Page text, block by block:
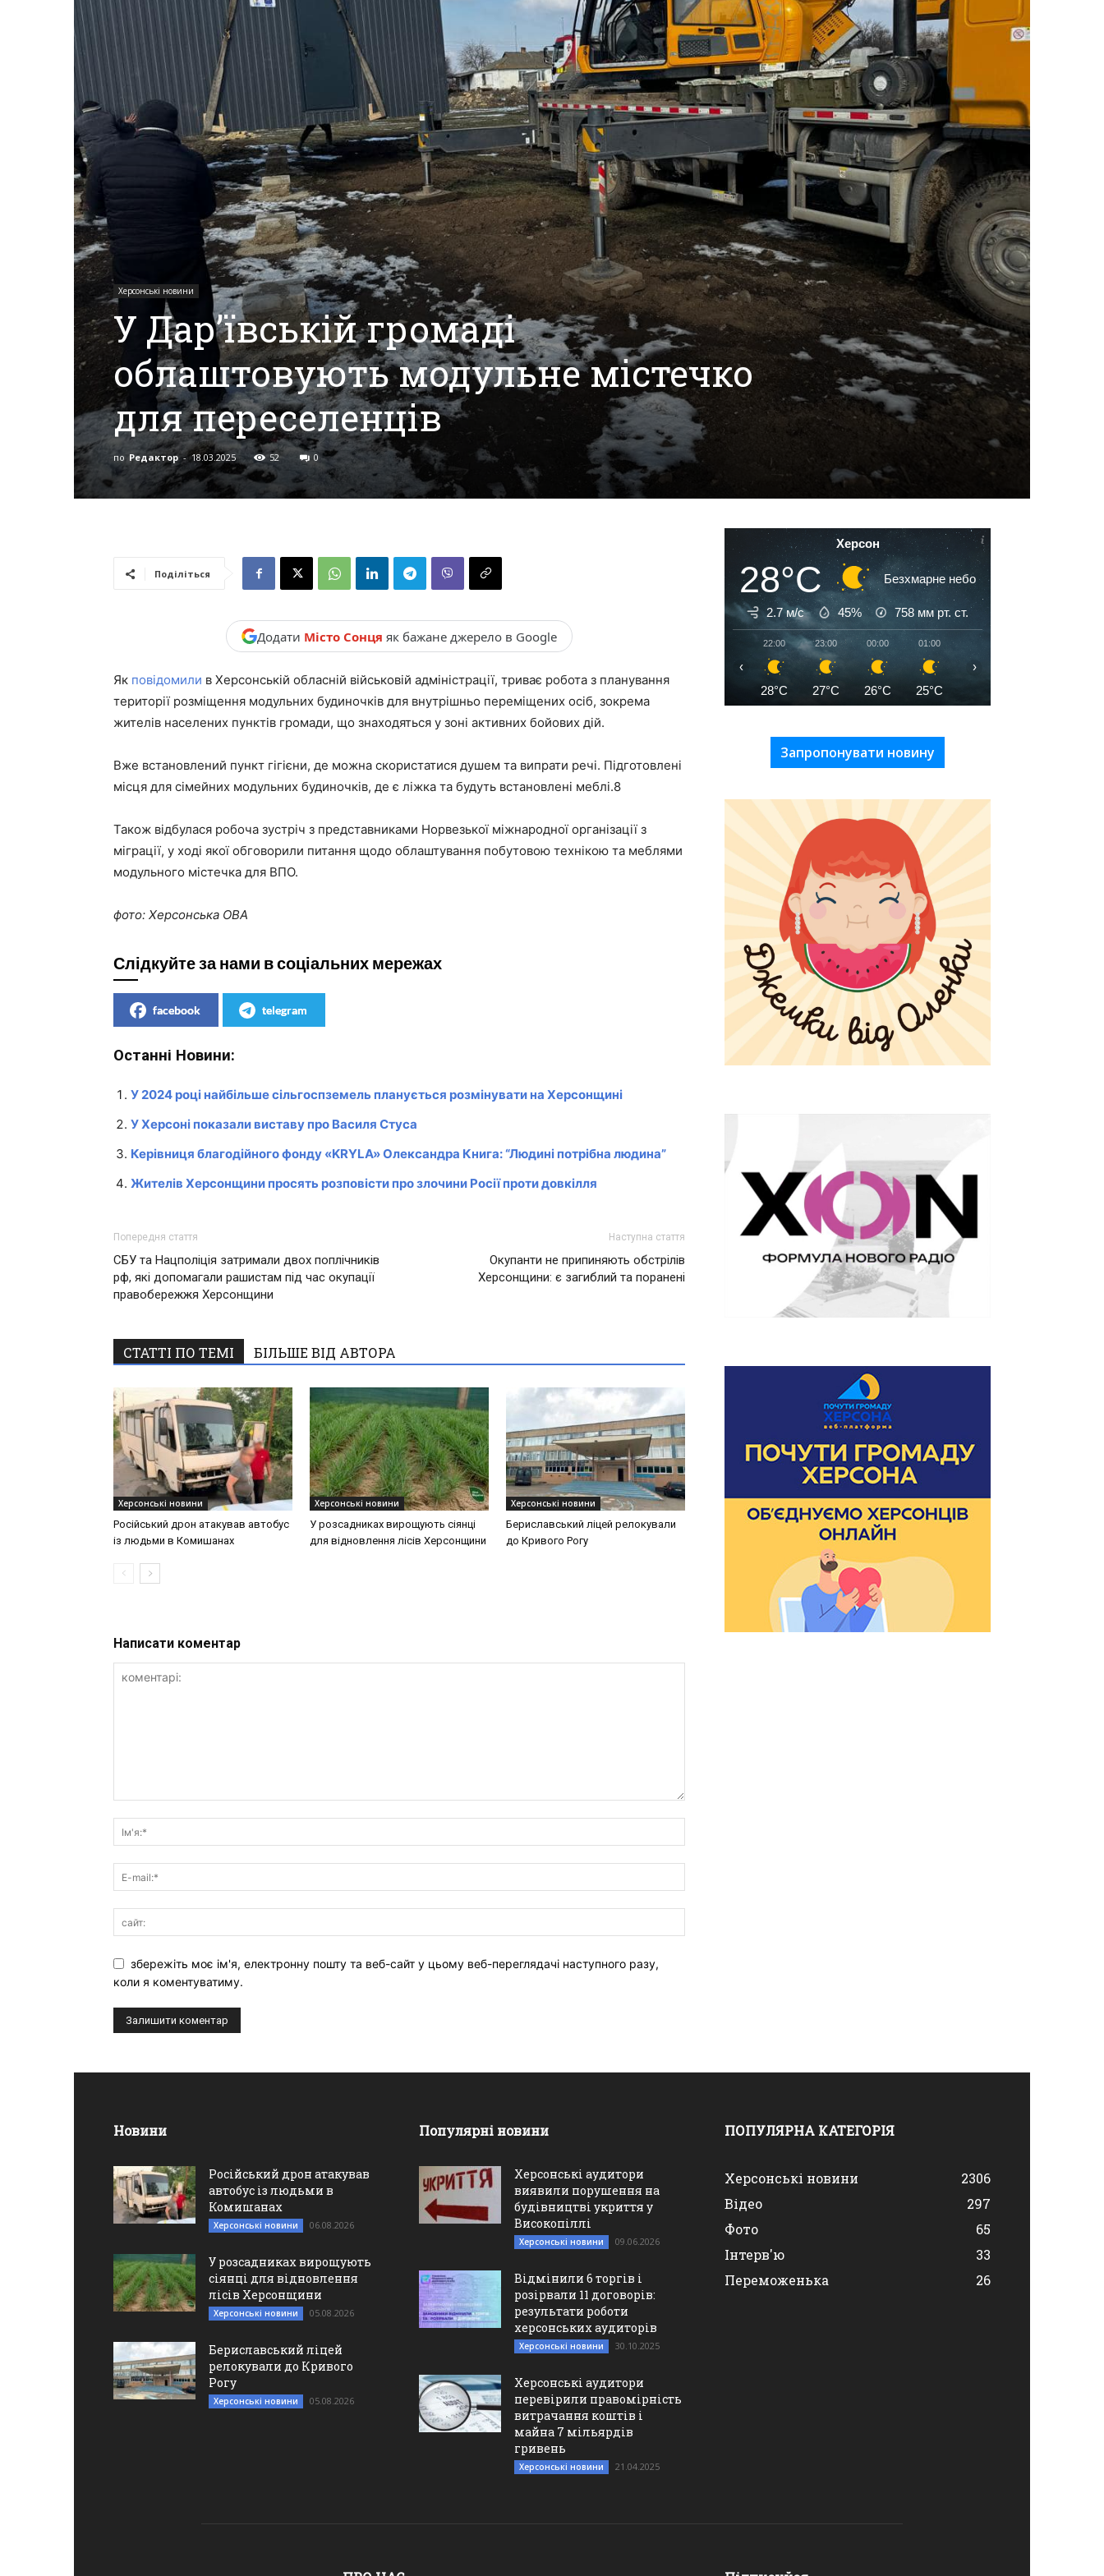
Херсона,
Херсонщини,
Події
Херсон,
Херсонські
новини,
Україна.
Херсонські новини
У Дар’ївській громаді
облаштовують модульне містечко
для переселенців
по Редактор - 18.03.2025 52 0
Поділіться
Додати Місто Сонця як бажане джерело в Google
Як повідомили в Херсонській обласній військовій адміністрації, триває робота з планування
території розміщення модульних будиночків для внутрішньо переміщених осіб, зокрема
жителів населених пунктів громади, що знаходяться у зоні активних бойових дій.
Вже встановлений пункт гігієни, де можна скористатися душем та випрати речі. Підготовлені
місця для сімейних модульних будиночків, де є ліжка та будуть встановлені меблі.8
Також відбулася робоча зустріч з представниками Норвезької міжнародної організації з
міграції, у ході якої обговорили питання щодо облаштування побутовою технікою та меблями
модульного містечка для ВПО.
фото: Херсонська ОВА
Слідкуйте за нами в соціальних мережах
facebook telegram
Останні Новини:
У 2024 році найбільше сільгоспземель планується розмінувати на Херсонщині
У Херсоні показали виставу про Василя Стуса
Керівниця благодійного фонду «KRYLA» Олександра Книга: “Людині потрібна людина”
Жителів Херсонщини просять розповісти про злочини Росії проти довкілля
Попередня стаття
СБУ та Нацполіція затримали двох поплічників
рф, які допомагали рашистам під час окупації
правобережжя Херсонщини
Наступна стаття
Окупанти не припиняють обстрілів
Херсонщини: є загиблий та поранені
СТАТТІ ПО ТЕМІ БІЛЬШЕ ВІД АВТОРА
Херсонські новини
Російський дрон атакував автобус
із людьми в Комишанах
Херсонські новини
У розсадниках вирощують сіянці
для відновлення лісів Херсонщини
Херсонські новини
Бериславський ліцей релокували
до Кривого Рогу
Написати коментар
збережіть моє ім'я, електронну пошту та веб-сайт у цьому веб-переглядачі наступного разу,
коли я коментуватиму.
Херсон
28°C Безхмарне небо
2.7 м/с 45% 758 мм рт. ст.
22:00
28°C
23:00
27°C
00:00
26°C
01:00
25°C
‹ ›
Запропонувати новину
Новини
Російський дрон атакував
автобус із людьми в
Комишанах
Херсонські новини 06.08.2026
У розсадниках вирощують
сіянці для відновлення
лісів Херсонщини
Херсонські новини 05.08.2026
Бериславський ліцей
релокували до Кривого
Рогу
Херсонські новини 05.08.2026
Популярні новини
Херсонські аудитори
виявили порушення на
будівництві укриття у
Високопіллі
Херсонські новини 09.06.2026
Відмінили 6 торгів і
розірвали 11 договорів:
результати роботи
херсонських аудиторів
Херсонські новини 30.10.2025
Херсонські аудитори
перевірили правомірність
витрачання коштів і
майна 7 мільярдів
гривень
Херсонські новини 21.04.2025
ПОПУЛЯРНА КАТЕГОРІЯ
Херсонські новини
2306
Відео
297
Фото
65
Інтерв'ю
33
Переможенька
26